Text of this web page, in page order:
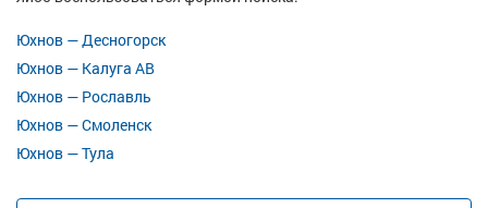
Юхнов — Десногорск
Юхнов — Калуга АВ
Юхнов — Рославль
Юхнов — Смоленск
Юхнов — Тула